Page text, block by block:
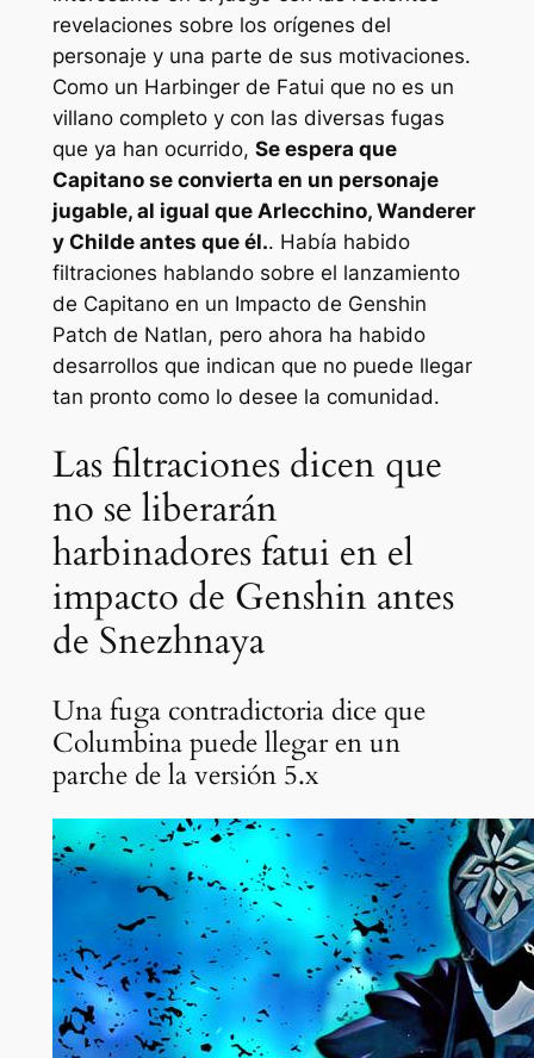
revelaciones sobre los orígenes del
personaje y una parte de sus motivaciones.
Como un Harbinger de Fatui que no es un
villano completo y con las diversas fugas
que ya han ocurrido, Se espera que
Capitano se convierta en un personaje
jugable, al igual que Arlecchino, Wanderer
y Childe antes que él.. Había habido
filtraciones hablando sobre el lanzamiento
de Capitano en un Impacto de Genshin
Patch de Natlan, pero ahora ha habido
desarrollos que indican que no puede llegar
tan pronto como lo desee la comunidad.
Las filtraciones dicen que
no se liberarán
harbinadores fatui en el
impacto de Genshin antes
de Snezhnaya
Una fuga contradictoria dice que
Columbina puede llegar en un
parche de la versión 5.x